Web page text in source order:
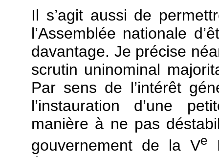
Il s’agit aussi de
l’Assemblée nationale
davantage. Je précise
scrutin uninominal
Par sens de l’intérêt
l’instauration d’une
manière à ne pas
gouvernement de la Ve